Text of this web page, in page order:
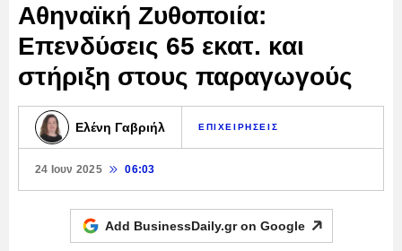
Αθηναϊκή Ζυθοποιία:
Επενδύσεις 65 εκατ. και
στήριξη στους παραγωγούς
Ελένη Γαβριήλ ΕΠΙΧΕΙΡΗΣΕΙΣ
24 Ιουν 2025 06:03
Add BusinessDaily.gr on Google